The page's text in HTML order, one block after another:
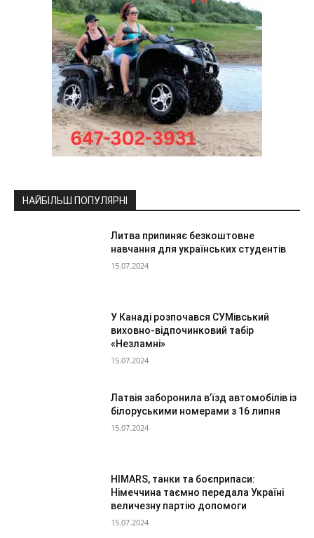
НАЙБІЛЬШ ПОПУЛЯРНІ
Литва припиняє безкоштовне
навчання для українських студентів
15.07.2024
У Канаді розпочався СУМівський
виховно-відпочинковий табір
«Незламні»
15.07.2024
Латвія заборонила в’їзд автомобілів із
білоруськими номерами з 16 липня
15.07.2024
HIMARS, танки та боєприпаси:
Німеччина таємно передала Україні
величезну партію допомоги
15.07.2024